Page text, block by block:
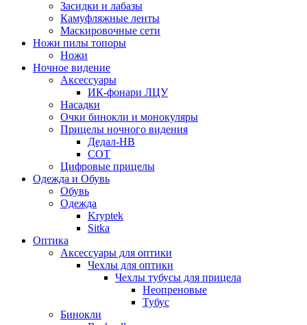
Засидки и лабазы
Камуфляжные ленты
Маскировочные сети
Ножи пилы топоры
Ножи
Ночное видение
Аксессуары
ИК-фонари ЛЦУ
Насадки
Очки бинокли и монокуляры
Прицелы ночного видения
Дедал-НВ
СОТ
Цифровые прицелы
Одежда и Обувь
Обувь
Одежда
Kryptek
Sitka
Оптика
Аксессуары для оптики
Чехлы для оптики
Чехлы тубусы для прицела
Неопреновые
Тубус
Бинокли